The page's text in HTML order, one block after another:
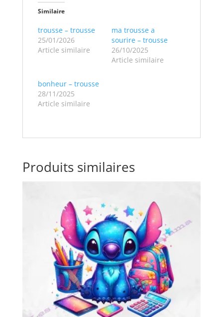
Similaire
trousse – trousse
25/01/2026
Article similaire
ma trousse a
sourire – trousse
26/10/2025
Article similaire
bonheur – trousse
28/11/2025
Article similaire
Produits similaires